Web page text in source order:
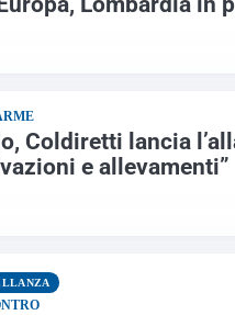
Coldiretti lancia
e allevamenti”